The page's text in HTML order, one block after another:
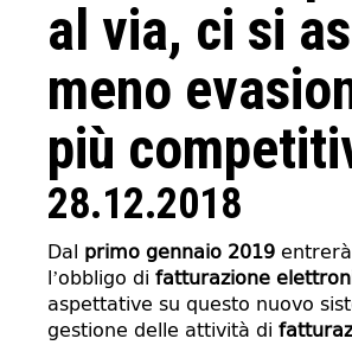
al via, ci si
meno
più
28.12.2018
Dal primo gennaio 2019
l’obbligo di fatturazione
aspettative su questo nuovo
gestione delle attività di